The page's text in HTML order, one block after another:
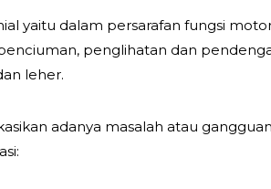
yaitu dalam persarafan fungsi
penglihatan dan
leher.
adanya masalah atau